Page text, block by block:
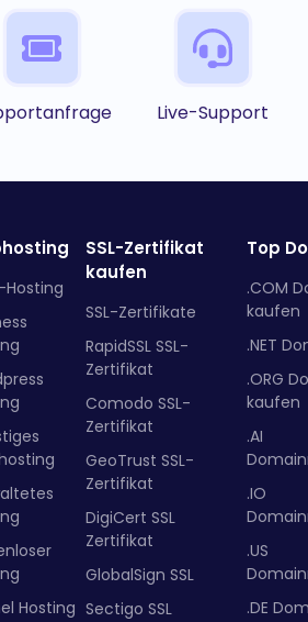
Live-Support
Hosting
SSL-Zertifikat
kaufen
SSL-Zertifikate
RapidSSL SSL-
Zertifikat
Comodo SSL-
Zertifikat
GeoTrust SSL-
Zertifikat
DigiCert SSL
Zertifikat
GlobalSign SSL
Sectigo SSL
Top
.COM
kaufen
.NET
.ORG
kaufen
.AI
.IO
.US
.DE